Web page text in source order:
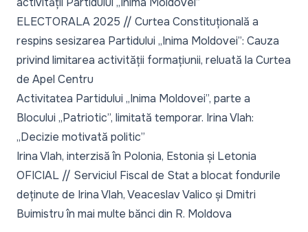
ELECTORALA 2025 // Curtea Constituțională a
respins sesizarea Partidului „Inima Moldovei”: Cauza
privind limitarea activității formațiunii, reluată la Curtea
de Apel Centru
Activitatea Partidului „Inima Moldovei”, parte a
Blocului „Patriotic”, limitată temporar. Irina Vlah:
„Decizie motivată politic”
Irina Vlah, interzisă în Polonia, Estonia și Letonia
OFICIAL // Serviciul Fiscal de Stat a blocat fondurile
deținute de Irina Vlah, Veaceslav Valico și Dmitri
Buimistru în mai multe bănci din R. Moldova